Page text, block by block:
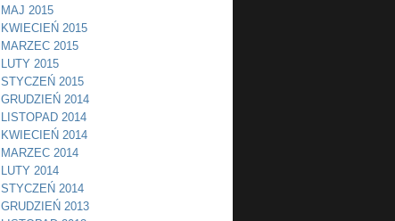
MAJ 2015
KWIECIEŃ 2015
MARZEC 2015
LUTY 2015
STYCZEŃ 2015
GRUDZIEŃ 2014
LISTOPAD 2014
KWIECIEŃ 2014
MARZEC 2014
LUTY 2014
STYCZEŃ 2014
GRUDZIEŃ 2013